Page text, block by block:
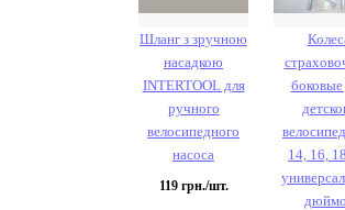
Шланг з зручною
насадкою
INTERTOOL для
ручного
велосипедного
насоса
119грн./шт.
боковые
14, 16,